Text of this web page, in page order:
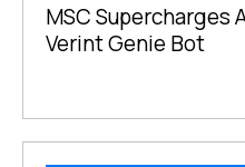
MSC Supercharges
Verint Genie Bot